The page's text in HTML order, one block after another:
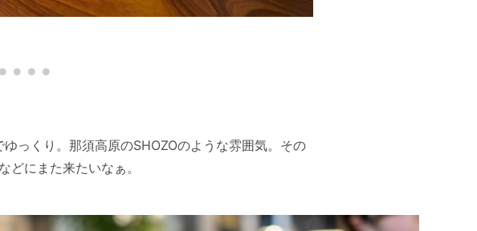
っくり。那須高原のSHOZOのような雰囲気。その
にまた来たいなぁ。